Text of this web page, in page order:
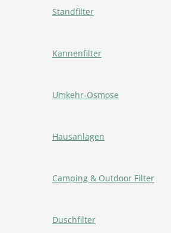
Standfilter
Kannenfilter
Umkehr-Osmose
Hausanlagen
Camping & Outdoor Filter
Duschfilter